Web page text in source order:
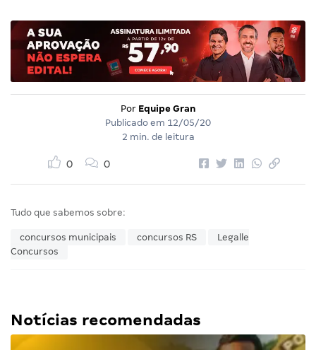
Por Equipe Gran
Publicado em 12/05/20
2 min. de leitura
0 0
Tudo que sabemos sobre:
concursos municipais concursos RS
Legalle
Concursos
Notícias recomendadas